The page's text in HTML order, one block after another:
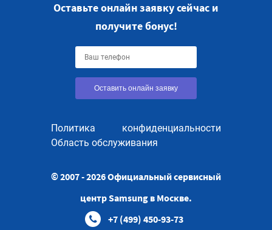
Оставьте онлайн заявку сейчас и
получите бонус!
Оставить онлайн заявку
Политика конфиденциальности
Область обслуживания
© 2007 - 2026 Официальный сервисный
центр Samsung в Москве.
+7 (499) 450-93-73